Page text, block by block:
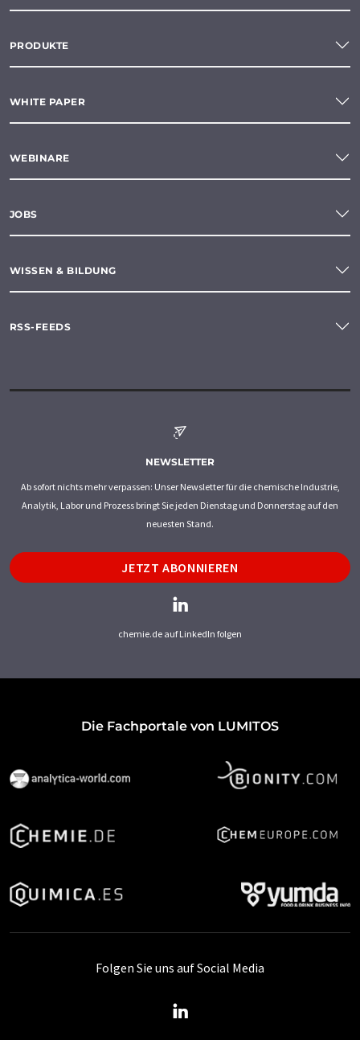
PRODUKTE
WHITE PAPER
WEBINARE
JOBS
WISSEN & BILDUNG
RSS-FEEDS
NEWSLETTER
Ab sofort nichts mehr verpassen: Unser Newsletter für die chemische Industrie,
Analytik, Labor und Prozess bringt Sie jeden Dienstag und Donnerstag auf den
neuesten Stand.
JETZT ABONNIEREN
chemie.de auf LinkedIn folgen
Die Fachportale von LUMITOS
Folgen Sie uns auf Social Media